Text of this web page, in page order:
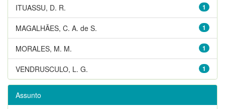
1
ITUASSU, D. R.
1
MAGALHÃES, C. A. de S.
1
MORALES, M. M.
1
VENDRUSCULO, L. G.
Assunto